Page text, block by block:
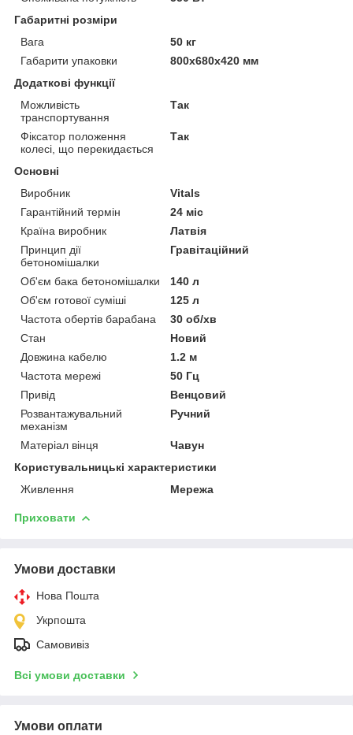
Габаритні розміри
Вага
50 кг
Габарити упаковки
800x680x420 мм
Додаткові функції
Можливість
транспортування
Так
Фіксатор положення
колесі, що перекидається
Так
Основні
Виробник
Vitals
Гарантійний термін
24 міс
Країна виробник
Латвія
Принцип дії
бетономішалки
Гравітаційний
Об'єм бака бетономішалки
140 л
Об'єм готової суміші
125 л
Частота обертів барабана
30 об/хв
Стан
Новий
Довжина кабелю
1.2 м
Частота мережі
50 Гц
Привід
Венцовий
Розвантажувальний
механізм
Ручний
Матеріал вінця
Чавун
Користувальницькі характеристики
Живлення
Мережа
Приховати
Умови доставки
Нова Пошта
Укрпошта
Самовивіз
Всі умови доставки
Умови оплати